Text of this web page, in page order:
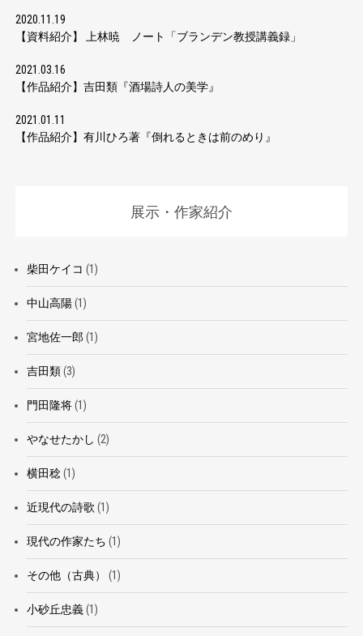
2020.11.19
【資料紹介】 上林暁 ノート「ブランデン教授講義録」
2021.03.16
【作品紹介】吉田類『酒場詩人の美学』
2021.01.11
【作品紹介】有川ひろ著『倒れるときは前のめり』
展示・作家紹介
柴田ケイコ (1)
中山高陽(1)
宮地佐一郎 (1)
吉田類(3)
門田隆将(1)
やなせたかし (2)
横田稔(1)
近現代の詩歌 (1)
現代の作家たち (1)
その他（古典） (1)
小砂丘忠義(1)